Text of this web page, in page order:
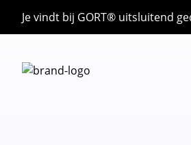
Je vindt bij GORT® uitsluitend